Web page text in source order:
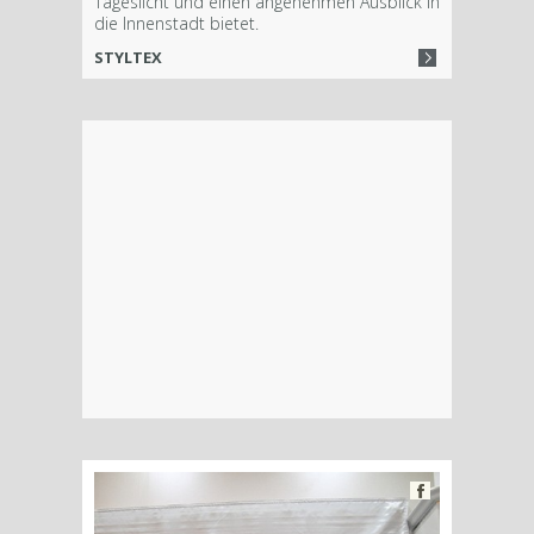
die Innenstadt bietet.
STYLTEX